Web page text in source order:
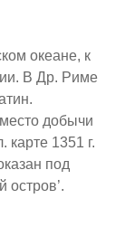
океане, к
В Др. Риме
добычи
карте 1351 г.
под
остров’.